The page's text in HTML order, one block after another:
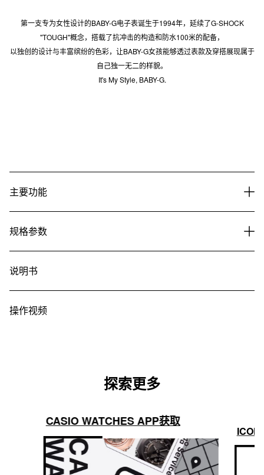
第一支专为女性设计的BABY-G电子表诞生于1994年，延续了G-SHOCK
"TOUGH"概念，搭载了抗冲击的构造和防水100米的配备，
以独创的设计与丰富缤纷的色彩，让BABY-G女孩能够透过表款及穿搭展现属于
自己独一无二的样貌。
It's My Style, BABY-G.
主要功能
规格参数
说明书
操作视频
探索更多
CASIO WATCHES APP获取